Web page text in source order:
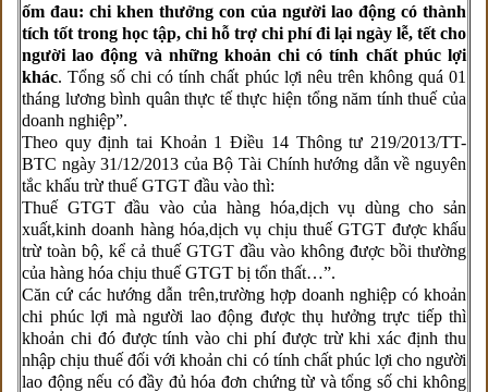
ốm đau: chi khen thưởng con của người lao động có thành
tích tốt trong học tập, chi hỗ trợ chi phí đi lại ngày lễ, tết cho
người lao động và những khoản chi có tính chất phúc lợi
khác. Tổng số chi có tính chất phúc lợi nêu trên không quá 01
tháng lương bình quân thực tế thực hiện tổng năm tính thuế của
doanh nghiệp”.
Theo quy định tai Khoản 1 Điều 14 Thông tư 219/2013/TT-
BTC ngày 31/12/2013 của Bộ Tài Chính hướng dẫn về nguyên
tắc khấu trừ thuế GTGT đầu vào thì:
Thuế GTGT đầu vào của hàng hóa,dịch vụ dùng cho sản
xuất,kinh doanh hàng hóa,dịch vụ chịu thuế GTGT được khấu
trừ toàn bộ, kể cả thuế GTGT đầu vào không được bồi thường
của hàng hóa chịu thuế GTGT bị tổn thất…”.
Căn cứ các hướng dẫn trên,trường hợp doanh nghiệp có khoản
chi phúc lợi mà người lao động được thụ hưởng trực tiếp thì
khoản chi đó được tính vào chi phí được trừ khi xác định thu
nhập chịu thuế đối với khoản chi có tính chất phúc lợi cho người
lao động nếu có đầy đủ hóa đơn chứng từ và tổng số chi không